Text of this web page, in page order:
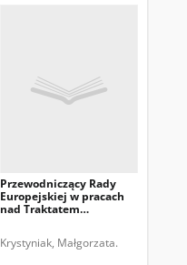
Przewodniczący Rady
Europejskiej w pracach
nad Traktatem
Krystyniak, Małgorzata.